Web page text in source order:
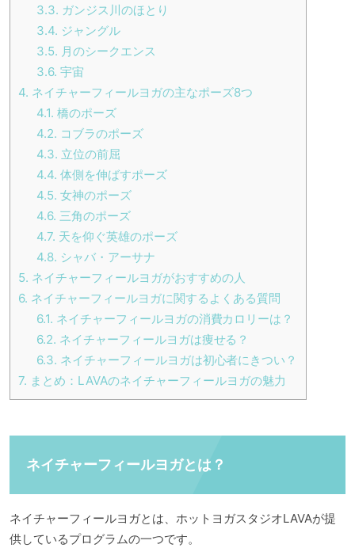
3.3. ガンジス川のほとり
3.4. ジャングル
3.5. 月のシークエンス
3.6. 宇宙
4. ネイチャーフィールヨガの主なポーズ8つ
4.1. 橋のポーズ
4.2. コブラのポーズ
4.3. 立位の前屈
4.4. 体側を伸ばすポーズ
4.5. 女神のポーズ
4.6. 三角のポーズ
4.7. 天を仰ぐ英雄のポーズ
4.8. シャバ・アーサナ
5. ネイチャーフィールヨガがおすすめの人
6. ネイチャーフィールヨガに関するよくある質問
6.1. ネイチャーフィールヨガの消費カロリーは？
6.2. ネイチャーフィールヨガは痩せる？
6.3. ネイチャーフィールヨガは初心者にきつい？
7. まとめ：LAVAのネイチャーフィールヨガの魅力
ネイチャーフィールヨガとは？
ネイチャーフィールヨガとは、ホットヨガスタジオLAVAが提
供しているプログラムの一つです。